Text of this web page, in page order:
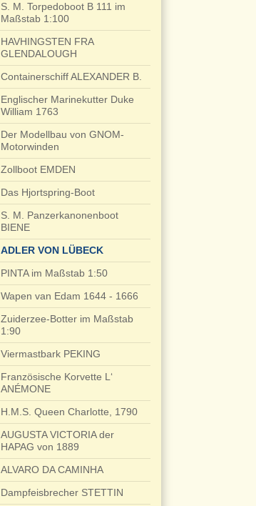
S. M. Torpedoboot B 111 im
Maßstab 1:100
HAVHINGSTEN FRA
GLENDALOUGH
Containerschiff ALEXANDER B.
Englischer Marinekutter Duke
William 1763
Der Modellbau von GNOM-
Motorwinden
Zollboot EMDEN
Das Hjortspring-Boot
S. M. Panzerkanonenboot
BIENE
ADLER VON LÜBECK
PINTA im Maßstab 1:50
Wapen van Edam 1644 - 1666
Zuiderzee-Botter im Maßstab
1:90
Viermastbark PEKING
Französische Korvette L‘
ANÉMONE
H.M.S. Queen Charlotte, 1790
AUGUSTA VICTORIA der
HAPAG von 1889
ALVARO DA CAMINHA
Dampfeisbrecher STETTIN